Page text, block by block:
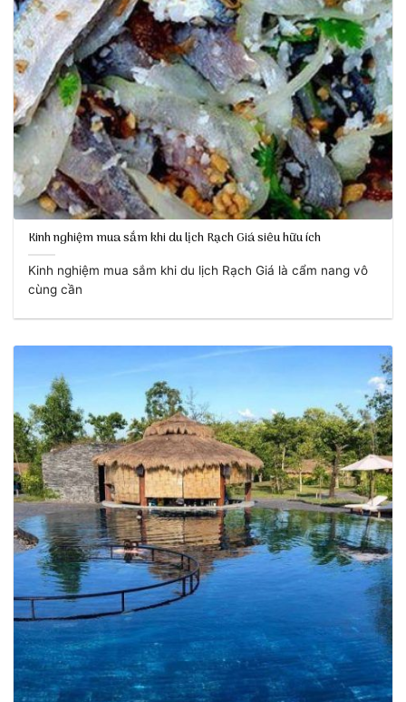
Kinh nghiệm mua sắm khi du lịch Rạch Giá siêu hữu ích
Kinh nghiệm mua sắm khi du lịch Rạch Giá là cẩm nang vô
cùng cần